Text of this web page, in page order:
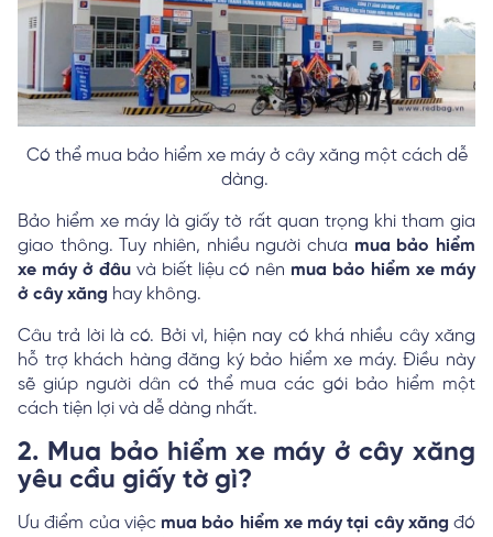
Có thể mua bảo hiểm xe máy ở cây xăng một cách dễ
dàng.
Bảo hiểm xe máy là giấy tờ rất quan trọng khi tham gia
giao thông. Tuy nhiên, nhiều người chưa mua bảo hiểm
xe máy ở đâuvà biết liệu có nên mua bảo hiểm xe máy
ở cây xăng hay không.
Câu trả lời là có. Bởi vì, hiện nay có khá nhiều cây xăng
hỗ trợ khách hàng đăng ký bảo hiểm xe máy. Điều này
sẽ giúp người dân có thể mua các gói bảo hiểm một
cách tiện lợi và dễ dàng nhất.
2. Mua bảo hiểm xe máy ở cây xăng
yêu cầu giấy tờ gì?
Ưu điểm của việc mua bảo hiểm xe máy tại cây xăng đó